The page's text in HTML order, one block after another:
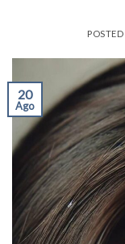
20
Ago